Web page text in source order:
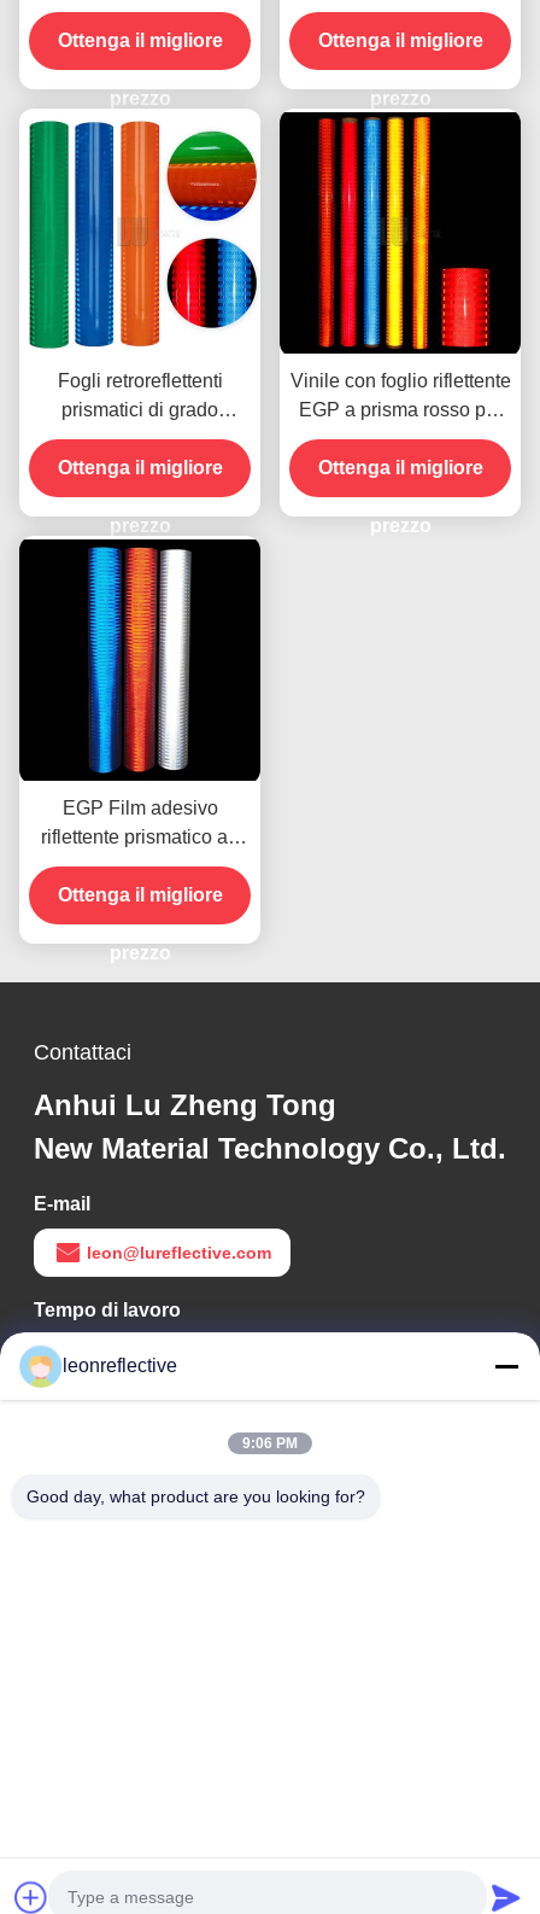
ingegneristico acrilico
marrone 4x150FT per
segnaletica stradale
Ottenga il migliore
prezzo
alluminato Egp
Ottenga il migliore
prezzo
Fogli retroreflettenti
prismatici di grado
ingegneristico per segnali
stradali
Ottenga il migliore
prezzo
Vinile con foglio riflettente
EGP a prisma rosso per
la stampa UV con
solvente ecologico
Ottenga il migliore
prezzo
EGP Film adesivo
riflettente prismatico ad
alta intensità per fogli di
vinile
Ottenga il migliore
prezzo
Contattaci
Anhui Lu Zheng Tong
New Material Technology Co., Ltd.
E-mail
leon@lureflective.com
Tempo di lavoro
9:00-18:00
Il nostro indirizzo
zona ad alta tecnologia, Hefei, Anhui, Cina
Politica sulla privacy
leonreflective
9:06 PM
Good day, what product are you looking for?